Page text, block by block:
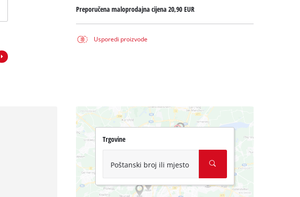
Preporučena maloprodajna cijena 20,90 EUR
Usporedi proizvode
Trgovine
Poštanski broj ili mjesto